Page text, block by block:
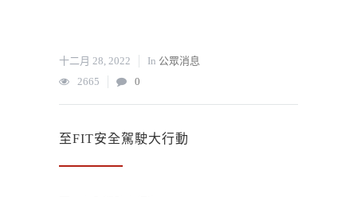
十二月 28, 2022 In 公眾消息
2665
0
至FIT安全駕駛大行動